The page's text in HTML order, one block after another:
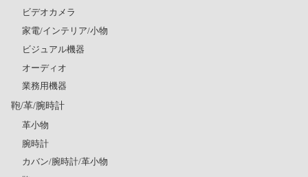
ビデオカメラ
家電/インテリア/小物
ビジュアル機器
オーディオ
業務用機器
鞄/革/腕時計
革小物
腕時計
カバン/腕時計/革小物